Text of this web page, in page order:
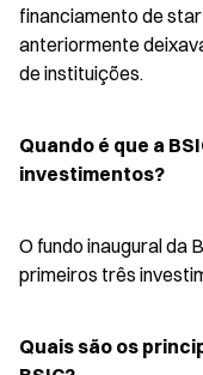
financiamento de
anteriormente
de instituições.
Quando é que a
investimentos?
O fundo inaugural da
primeiros três
Quais são os